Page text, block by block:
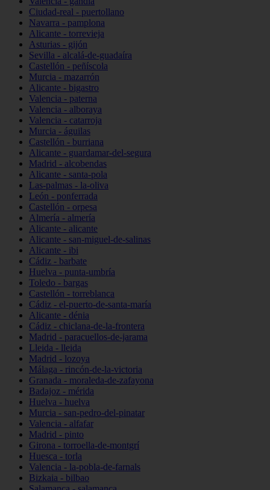
Ciudad-real - puertollano
Navarra - pamplona
Alicante - torrevieja
Asturias - gijón
Sevilla - alcalá-de-guadaíra
Castellón - peñíscola
Murcia - mazarrón
Alicante - bigastro
Valencia - paterna
Valencia - alboraya
Valencia - catarroja
Murcia - águilas
Castellón - burriana
Alicante - guardamar-del-segura
Madrid - alcobendas
Alicante - santa-pola
Las-palmas - la-oliva
León - ponferrada
Castellón - orpesa
Almería - almería
Alicante - alicante
Alicante - san-miguel-de-salinas
Alicante - ibi
Cádiz - barbate
Huelva - punta-umbría
Toledo - bargas
Castellón - torreblanca
Cádiz - el-puerto-de-santa-maría
Alicante - dénia
Cádiz - chiclana-de-la-frontera
Madrid - paracuellos-de-jarama
Lleida - lleida
Madrid - lozoya
Málaga - rincón-de-la-victoria
Granada - moraleda-de-zafayona
Badajoz - mérida
Huelva - huelva
Murcia - san-pedro-del-pinatar
Valencia - alfafar
Madrid - pinto
Girona - torroella-de-montgrí
Huesca - torla
Valencia - la-pobla-de-farnals
Bizkaia - bilbao